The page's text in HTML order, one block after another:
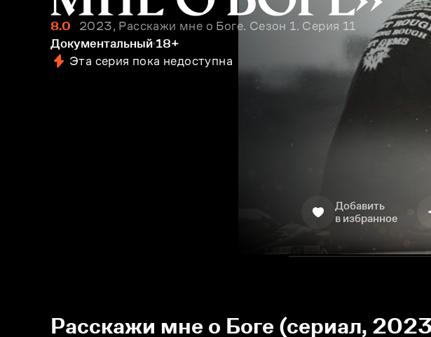
8.0
2023, Расскажи мне о Боге. Сезон 1. Серия 11
Документальный 18+
Эта серия пока недоступна
Добавить
в избранное
Расскажи мне о Боге (сериал,